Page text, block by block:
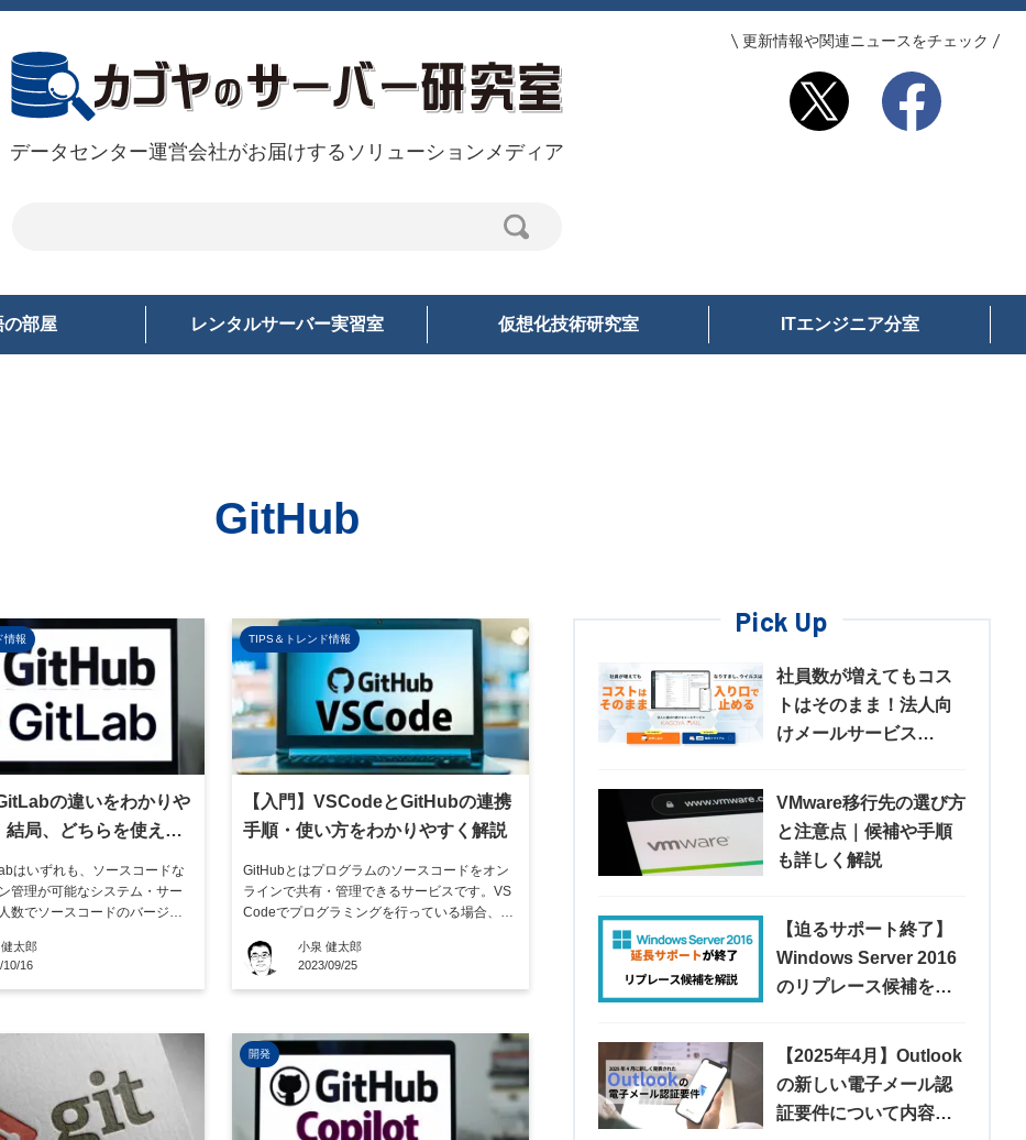
データセンター運営会社がお届けするソリューションメディア
更新情報や関連ニュースをチェック
の部屋 レンタルサーバー実習室 仮想化技術研究室 ITエンジニア分室
GitHub
情報
の違いをわかりや
結局、どちらを使えば
はいずれも、ソースコードな
管理が可能なシステム・サー
数でソースコードのバージョ
な差はありません。ただし、
的やプラン・機能に大きな違
自社にあう方を選ぶことが必
太郎
10/16
TIPS＆トレンド情報
【入門】VSCodeとGitHubの連携
手順・使い方をわかりやすく解説
GitHubとはプログラムのソースコードをオン
ラインで共有・管理できるサービスです。VS
Codeでプログラミングを行っている場合、VS
の操作を実行できます。 VSCodeのユーザー
がGitHubを連携させることで、GitHubが使い
やすくなるのです。この記事で […]
小泉 健太郎
2023/09/25
開発
Pick Up
社員数が増えてもコス
トはそのまま！法人向
けメールサービス
VMware移行先の選び方
と注意点｜候補や手順
も詳しく解説
【迫るサポート終了】
Windows Server 2016
のリプレース候補を紹
【2025年4月】Outlook
の新しい電子メール認
証要件について内容や